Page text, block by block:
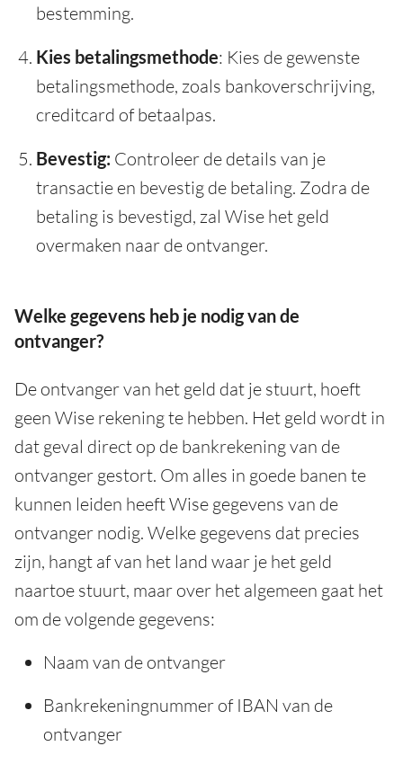
bestemming.
Kies betalingsmethode: Kies de gewenste
betalingsmethode, zoals bankoverschrijving,
creditcard of betaalpas.
Bevestig: Controleer de details van je
transactie en bevestig de betaling. Zodra de
betaling is bevestigd, zal Wise het geld
overmaken naar de ontvanger.
Welke gegevens heb je nodig van de
ontvanger?
De ontvanger van het geld dat je stuurt, hoeft
geen Wise rekening te hebben. Het geld wordt in
dat geval direct op de bankrekening van de
ontvanger gestort. Om alles in goede banen te
kunnen leiden heeft Wise gegevens van de
ontvanger nodig. Welke gegevens dat precies
zijn, hangt af van het land waar je het geld
naartoe stuurt, maar over het algemeen gaat het
om de volgende gegevens:
Naam van de ontvanger
Bankrekeningnummer of IBAN van de
ontvanger